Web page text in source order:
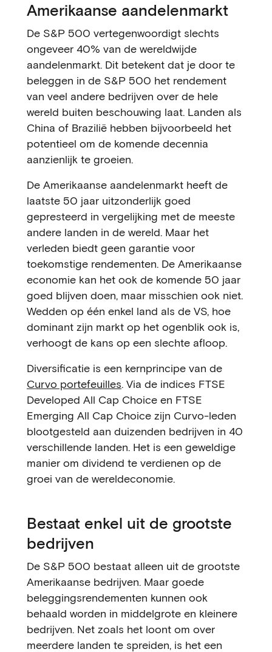
Amerikaanse aandelenmarkt
De S&P 500 vertegenwoordigt slechts
ongeveer 40% van de wereldwijde
aandelenmarkt. Dit betekent dat je door te
beleggen in de S&P 500 het rendement
van veel andere bedrijven over de hele
wereld buiten beschouwing laat. Landen als
China of Brazilië hebben bijvoorbeeld het
potentieel om de komende decennia
aanzienlijk te groeien.
De Amerikaanse aandelenmarkt heeft de
laatste 50 jaar uitzonderlijk goed
gepresteerd in vergelijking met de meeste
andere landen in de wereld. Maar het
verleden biedt geen garantie voor
toekomstige rendementen. De Amerikaanse
economie kan het ook de komende 50 jaar
goed blijven doen, maar misschien ook niet.
Wedden op één enkel land als de VS, hoe
dominant zijn markt op het ogenblik ook is,
verhoogt de kans op een slechte afloop.
Diversificatie is een kernprincipe van de
Curvo portefeuilles. Via de indices FTSE
Developed All Cap Choice en FTSE
Emerging All Cap Choice zijn Curvo-leden
blootgesteld aan duizenden bedrijven in 40
verschillende landen. Het is een geweldige
manier om dividend te verdienen op de
groei van de wereldeconomie.
Bestaat enkel uit de grootste
bedrijven
De S&P 500 bestaat alleen uit de grootste
Amerikaanse bedrijven. Maar goede
beleggingsrendementen kunnen ook
behaald worden in middelgrote en kleinere
bedrijven. Net zoals het loont om over
meerdere landen te spreiden, is het een